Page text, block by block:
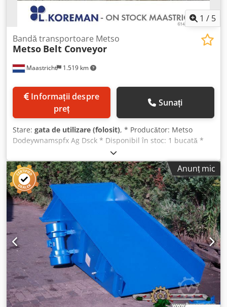
1 / 5
Maastricht 1.519 km
Bandă transportoare Metso
Metso Belt Conveyor
preț
Sunați
Stare: gata de utilizare (folosit), * Producător: Metso
Dodeywnamspfx Ag Dsck * Disponibil în stoc: 1 bucată *
1x: Lungime A-A = 11.500 mm, Lățime bandă: 1300 mm,
Versiune plană. * Transmisie: Cutie de viteze de 7,5 kW.
Anunț mic